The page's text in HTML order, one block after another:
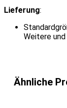
Lieferung:
Weitere
Ähnliche